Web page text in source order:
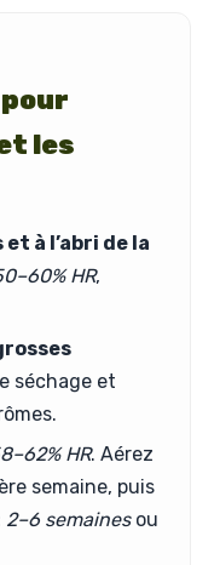
les
à l’abri de la
HR,
séchage et
HR. Aérez
semaine, puis
2–6 semainesou